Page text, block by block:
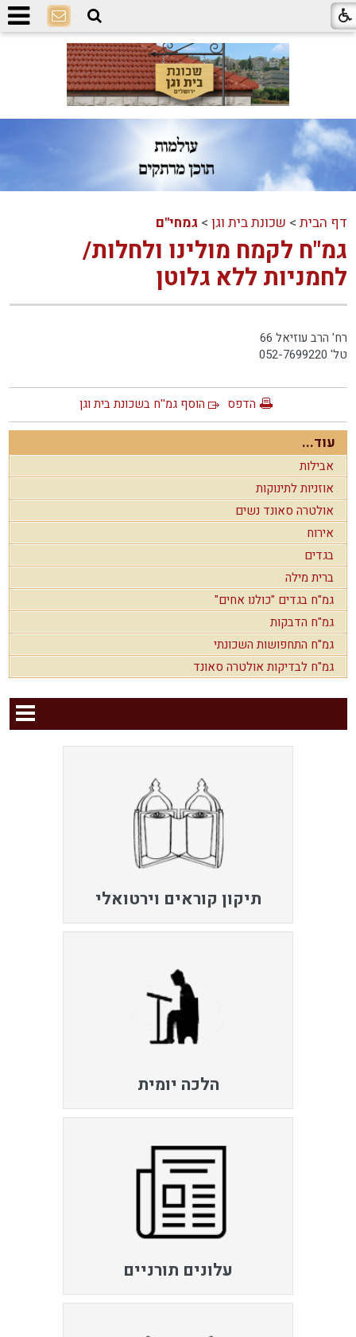
דף הבית > שכונת בית וגן >גמחי"ם
גמ"ח לקמח מולינו ולחלות/
לחמניות ללא גלוטן
רח' הרב עוזיאל 66
טל' 052-7699220
הדפס הוסף גמ''ח בשכונת בית וגן
עוד...
אבילות
אוזניות לתינוקות
אולטרה סאונד נשים
אירוח
בגדים
ברית מילה
גמ"ח בגדים "כולנו אחים"
גמ"ח הדבקות
גמ"ח התחפושות השכונתי
גמ"ח לבדיקות אולטרה סאונד
תיקון קוראים וירטואלי
הלכה יומית
עלונים תורניים